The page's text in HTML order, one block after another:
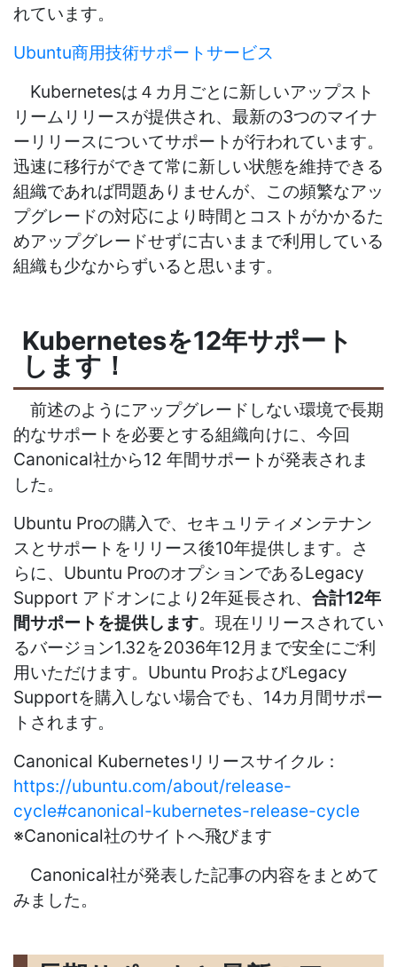
れています。
Ubuntu商用技術サポートサービス
Kubernetesは４カ月ごとに新しいアップスト
リームリリースが提供され、最新の3つのマイナ
ーリリースについてサポートが行われています。
迅速に移行ができて常に新しい状態を維持できる
組織であれば問題ありませんが、この頻繁なアッ
プグレードの対応により時間とコストがかかるた
めアップグレードせずに古いままで利用している
組織も少なからずいると思います。
Kubernetesを12年サポート
します！
前述のようにアップグレードしない環境で長期
的なサポートを必要とする組織向けに、今回
Canonical社から12 年間サポートが発表されま
した。
Ubuntu Proの購入で、セキュリティメンテナン
スとサポートをリリース後10年提供します。さ
らに、 Ubuntu ProのオプションであるLegacy
Support アドオンにより 2年延長され、 合計12年
間サポートを提供します。現在リリースされてい
るバージョン1.32を2036年12月まで安全にご利
用いただけます。 Ubuntu ProおよびLegacy
Supportを購入しない場合でも、 14カ月間サポー
トされます。
Canonical Kubernetesリリースサイクル：
https://ubuntu.com/about/release-
cycle#canonical-kubernetes-release-cycle
※Canonical社のサイトへ飛びます
Canonical社が発表した記事の内容をまとめて
みました。